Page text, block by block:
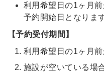
利用希望日の1ヶ月
予約開始日となります
【予約受付期間】
利用希望日の1ヶ月
施設が空いている場